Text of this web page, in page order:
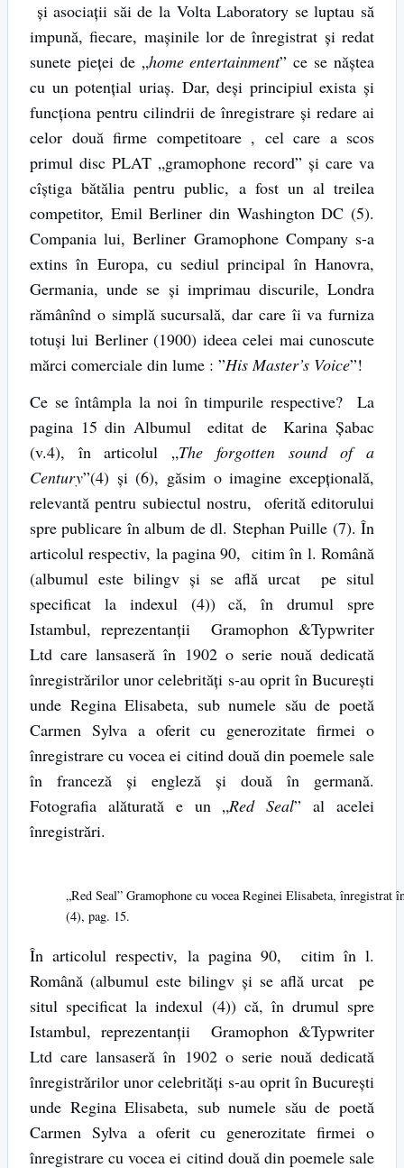
şi asociaţii săi de la Volta Laboratory se luptau să
impună, fiecare, maşinile lor de înregistrat şi redat
sunete pieţei de „home entertainment” ce se năştea
cu un potenţial uriaş. Dar, deşi principiul exista şi
funcţiona pentru cilindrii de înregistrare şi redare ai
celor două firme competitoare , cel care a scos
primul disc PLAT „gramophone record” şi care va
cîştiga bătălia pentru public, a fost un al treilea
competitor, Emil Berliner din Washington DC (5).
Compania lui, Berliner Gramophone Company s-a
extins în Europa, cu sediul principal în Hanovra,
Germania, unde se şi imprimau discurile, Londra
rămânînd o simplă sucursală, dar care îi va furniza
totuşi lui Berliner (1900) ideea celei mai cunoscute
mărci comerciale din lume : ”His Master’s Voice”!
Ce se întâmpla la noi în timpurile respective? La
pagina 15 din Albumul editat de Karina Şabac
(v.4), în articolul „The forgotten sound of a
Century”(4) şi (6), găsim o imagine excepţională,
relevantă pentru subiectul nostru, oferită editorului
spre publicare în album de dl. Stephan Puille (7). În
articolul respectiv, la pagina 90, citim în l. Română
(albumul este bilingv şi se află urcat pe situl
specificat la indexul (4)) că, în drumul spre
Istambul, reprezentanţii Gramophon &Typwriter
Ltd care lansaseră în 1902 o serie nouă dedicată
înregistrărilor unor celebrităţi s-au oprit în Bucureşti
unde Regina Elisabeta, sub numele său de poetă
Carmen Sylva a oferit cu generozitate firmei o
înregistrare cu vocea ei citind două din poemele sale
în franceză şi engleză şi două în germană.
Fotografia alăturată e un „Red Seal” al acelei
înregistrări.
„Red Seal” Gramophone cu vocea Reginei Elisabeta,
(4), pag. 15.
În articolul respectiv, la pagina 90, citim în l.
Română (albumul este bilingv şi se află urcat pe
situl specificat la indexul (4)) că, în drumul spre
Istambul, reprezentanţii Gramophon &Typwriter
Ltd care lansaseră în 1902 o serie nouă dedicată
înregistrărilor unor celebrităţi s-au oprit în Bucureşti
unde Regina Elisabeta, sub numele său de poetă
Carmen Sylva a oferit cu generozitate firmei o
înregistrare cu vocea ei citind două din poemele sale